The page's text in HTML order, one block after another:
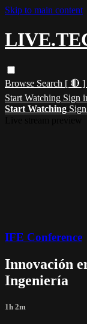
Skip to main content
Browse Search [ 🔴
Start Watching Sign
Start Watching
IFE Conference
Innovación
Ingeniería
1h 2m